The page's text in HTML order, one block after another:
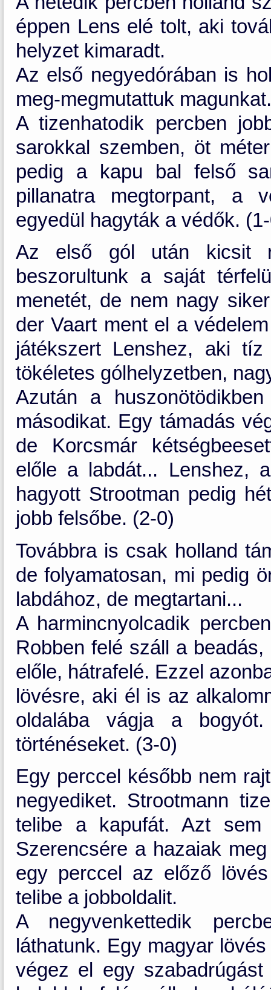
éppen Lens elé tolt, aki
helyzet kimaradt.
Az első negyedórában is
meg-megmutattuk magunkat.
A tizenhatodik percben
sarokkal szemben, öt
pedig a kapu bal felső
pillanatra megtorpant, a
egyedül hagyták a védők.
Az első gól után kicsit
beszorultunk a saját
menetét, de nem nagy
der Vaart ment el a
játékszert Lenshez, aki
tökéletes gólhelyzetben,
Azután a
másodikat. Egy támadás
de Korcsmár
előle a labdát... Lenshez,
hagyott Strootman pedig
jobb felsőbe. (2-0)
Továbbra is csak holland
de folyamatosan, mi pedig
labdához, de megtartani...
A harmincnyolcadik
Robben felé száll a
előle, hátrafelé. Ezzel
lövésre, aki él is az
oldalába vágja a
történéseket. (3-0)
Egy perccel később nem
negyediket. Strootmann
telibe a kapufát. Azt
Szerencsére a hazaiak
egy perccel az előző
telibe a jobboldalit.
A negyvenkettedik
láthatunk. Egy magyar
végez el egy